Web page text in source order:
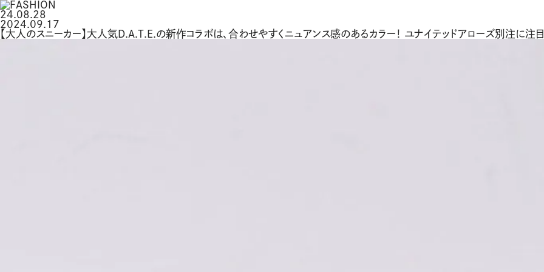
24.08.28
2024.09.17
【大人のスニーカー】大人気D.A.T.E.の新作コラボは、合わせやすくニュアンス感のあるカラー！ ユナイテッドアローズ別注に注目